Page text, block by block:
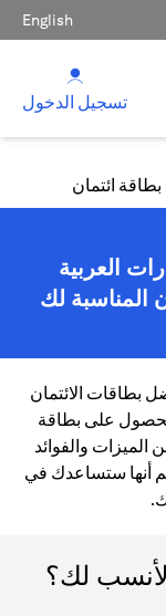
English
تسجيل الدخول
ائتمان
العربية
المناسبة لك
بطاقات الائتمان
على بطاقة
والفوائد
أنها ستساعدك في
لك؟